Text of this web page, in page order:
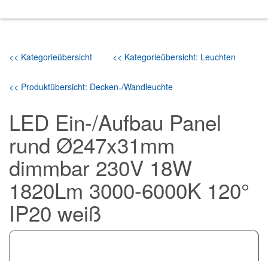
<< Kategorieübersicht << Kategorieübersicht: Leuchten
<< Produktübersicht: Decken-/Wandleuchte
LED Ein-/Aufbau Panel
rund Ø247x31mm
dimmbar 230V 18W
1820Lm 3000-6000K 120°
IP20 weiß